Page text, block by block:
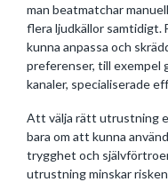
man beatmatchar
flera ljudkällor samtidigt.
kunna anpassa och
preferenser, till exempel
kanaler, specialiserade
Att välja rätt utrustning
bara om att kunna
trygghet och
utrustning minskar